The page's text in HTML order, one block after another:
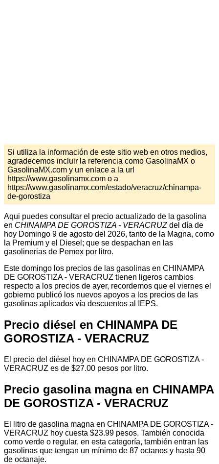
Si utiliza la información de este sitio web en otros medios,
agradecemos incluir la referencia como GasolinaMX o
GasolinaMX.com y un enlace a la url
https://www.gasolinamx.com o a
https://www.gasolinamx.com/estado/veracruz/chinampa-
de-gorostiza
Aqui puedes consultar el precio actualizado de la gasolina
en CHINAMPA DE GOROSTIZA - VERACRUZdel día de
hoy Domingo 9 de agosto del 2026, tanto de la Magna, como
la Premium y el Diesel; que se despachan en las
gasolinerias de Pemex por litro.
Este domingo los precios de las gasolinas en CHINAMPA
DE GOROSTIZA - VERACRUZ tienen ligeros cambios
respecto a los precios de ayer, recordemos que el viernes el
gobierno publicó los nuevos apoyos a los precios de las
gasolinas aplicados vía descuentos al IEPS.
Precio diésel en CHINAMPA DE
GOROSTIZA - VERACRUZ
El precio del diésel hoy en CHINAMPA DE GOROSTIZA -
VERACRUZ es de $27.00 pesos por litro.
Precio gasolina magna en CHINAMPA
DE GOROSTIZA - VERACRUZ
El litro de gasolina magna en CHINAMPA DE GOROSTIZA -
VERACRUZ hoy cuesta $23.99 pesos. También conocida
como verde o regular, en esta categoría, también entran las
gasolinas que tengan un mínimo de 87 octanos y hasta 90
de octanaje.